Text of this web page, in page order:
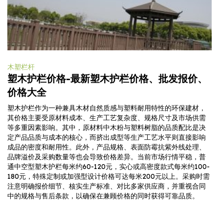
木塑栏杆
塑木护栏价格-最新塑木护栏价格、批发报价、
价格大全
塑木护栏作为一种兼具木材自然质感与塑料耐用特性的环保建材，
其价格主要受原材料成本、生产工艺复杂度、规格尺寸及市场供需
等多重因素影响。其中，原材料中木粉与塑料树脂的品质配比是决
定产品品质与成本的核心，而挤出成型等生产工艺水平则直接影响
成品的密度和耐用性。此外，产品规格、表面防霉抗紫外线处理、
品牌溢价及采购数量等也会导致价格差异。当前市场行情平稳，普
通中空型塑木护栏每米约60-120元，实心或高密度款式每米约100-
180元，特殊定制或加强型设计价格可达每米200元以上。采购时需
注意明确报价细节、核实生产标准、对比多家供应商，并重视合同
中的规格与售后条款，以确保在兼顾价格的同时获得可靠品质。